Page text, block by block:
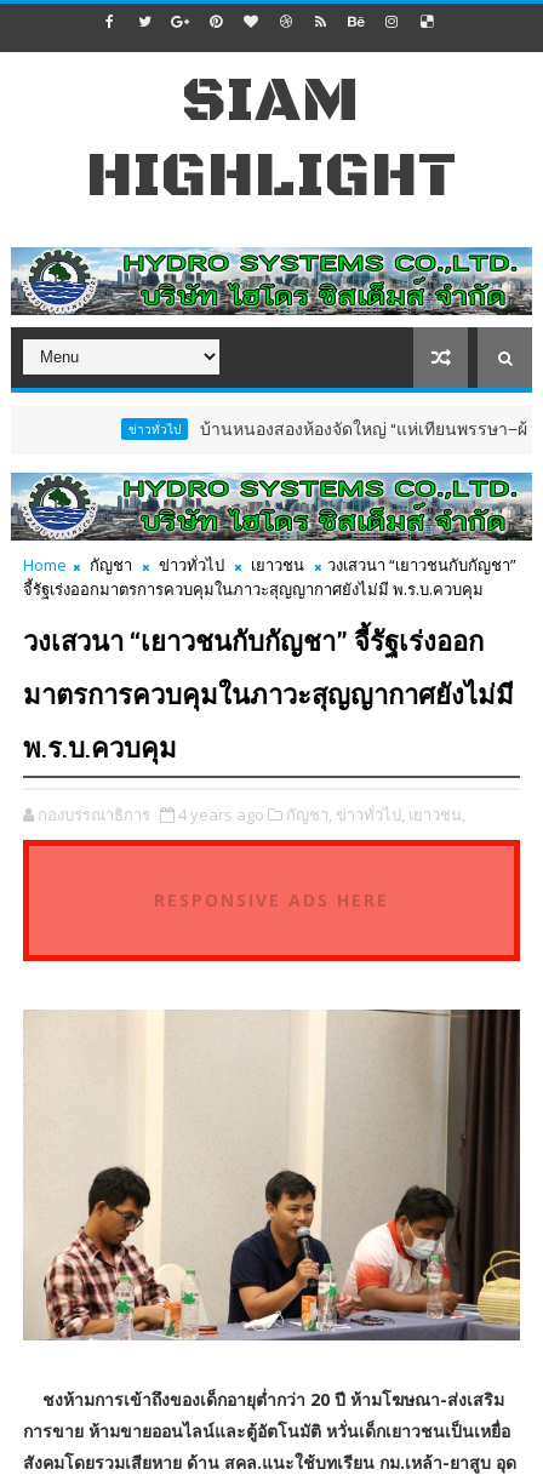
SIAM
HIGHLIGHT
บ้านหนองสองห้องจัดใหญ่ “แห่เทียนพรรษา–ผ้าป่าซาเล้งป
Home กัญชา ข่าวทั่วไป เยาวชน
วงเสวนา “เยาวชนกับกัญชา”
จี้รัฐเร่งออกมาตรการควบคุมในภาวะสุญญากาศยังไม่มี พ.ร.บ.ควบคุม
วงเสวนา “เยาวชนกับกัญชา” จี้รัฐเร่งออก
มาตรการควบคุมในภาวะสุญญากาศยังไม่มี
พ.ร.บ.ควบคุม
กองบรรณาธิการ 4 years ago กัญชา, ข่าวทั่วไป, เยาวชน,
RESPONSIVE ADS HERE
ชงห้ามการเข้าถึงของเด็กอายุต่ำกว่า 20 ปี ห้ามโฆษณา-ส่งเสริม
การขาย ห้ามขายออนไลน์และตู้อัตโนมัติ หวั่นเด็กเยาวชนเป็นเหยื่อ
สังคมโดยรวมเสียหาย ด้าน สคล.แนะใช้บทเรียน กม.เหล้า-ยาสูบ อุด